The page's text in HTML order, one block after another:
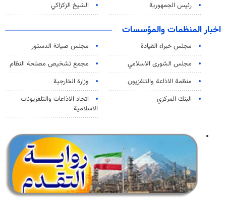
رئيس الجمهورية
الشيخ الزكزاكي
اخبار المنظمات والمؤسسات
مجلس خبراء القيادة
مجلس صيانة الدستور
مجلس الشورى الاسلامي
مجمع تشخيص مصلحة النظام
منظمة الاذاعة والتلفزیون
وزارة الخارجية
البنك المركزي
اتحاد الاذاعات والتلفزيونات
الاسلامية